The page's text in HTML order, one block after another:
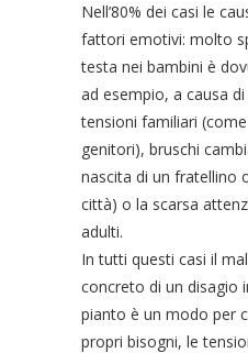
Nell’80% dei casi le
fattori emotivi: molto
testa nei bambini è
ad esempio, a causa
tensioni familiari
genitori), bruschi
nascita di un fratellino
città) o la scarsa
adulti.
In tutti questi casi il
concreto di un disagio
pianto è un modo per
propri bisogni, le